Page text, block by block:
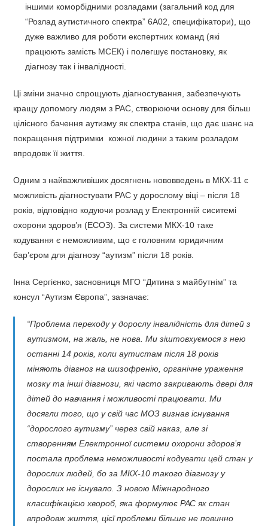
іншими коморбідними розладами (загальний код для
“Розлад аутистичного спектра” 6A02, специфікатори), що
дуже важливо для роботи експертних команд (які
працюють замість МСЕК) і полегшує постановку, як
діагнозу так і інвалідності.
Ці зміни значно спрощують діагностування, забезпечують
кращу допомогу людям з РАС, створюючи основу для більш
цілісного бачення аутизму як спектра станів, що дає шанс на
покращення підтримки кожної людини з таким розладом
впродовж її життя.
Одним з найважливіших досягнень нововведень в МКХ-11 є
можливість діагностувати РАС у дорослому віці – після 18
років, відповідно кодуючи розлад у Електронній сиситемі
охорони здоров’я (ЕСОЗ). За системи МКХ-10 таке
кодування є неможливим, що є головним юридичним
бар’єром для діагнозу “аутизм” після 18 років.
Інна Сергієнко, засновниця МГО “Дитина з майбутнім” та
консул “Аутизм Європа”, зазначає:
“Проблема переходу у дорослу інвалідність для дітей з
аутизмом, на жаль, не нова. Ми зіштовхуємося з нею
останні 14 років, коли аутистам після 18 років
міняють діагноз на шизофренію, органічне ураження
мозку та інші діагнози, які часто закривають двері для
дітей до навчання і можливості працювати. Ми
досягли того, що у свій час МОЗ визнав існування
“дорослого аутизму” через свій наказ, але зі
створенням Електронної системи охорони здоров’я
постала проблема неможливості кодувати цей стан у
дорослих людей, бо за МКХ-10 такого діагнозу у
дорослих не існувало. З новою Міжнародного
класифікацією хвороб, яка формулює РАС як стан
впродовж життя, цієї проблеми більше не повинно